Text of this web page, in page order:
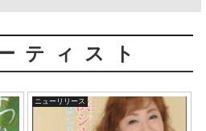
ティスト
ニューリリース